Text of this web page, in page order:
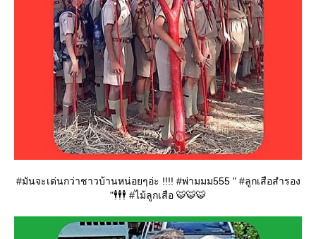
#มันจะเด่นกว่าชาวบ้านหน่อยๆอ่ะ !!!! #พ่ามมม555 " #ลูกเสือสำรอง
"🕴🕴🕴 #ไม้ลูกเสือ 🐯🐯🐯